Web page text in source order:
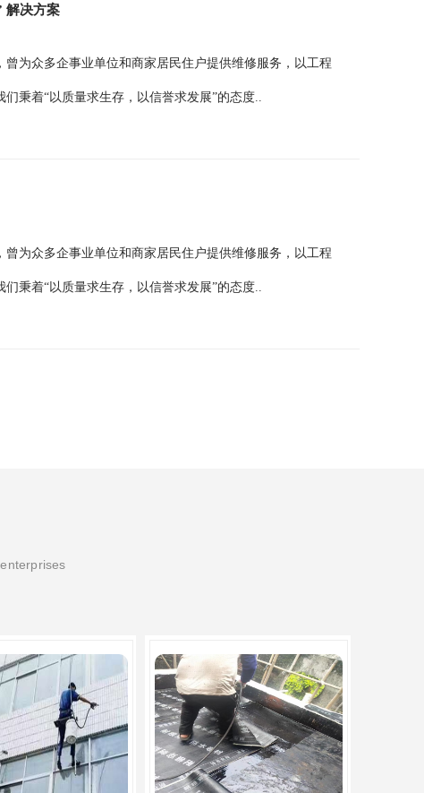
解决方案
为众多企事业单位和商家居民住户提供维修服务，以工程
秉着“以质量求生存，以信誉求发展”的态度..
为众多企事业单位和商家居民住户提供维修服务，以工程
秉着“以质量求生存，以信誉求发展”的态度..